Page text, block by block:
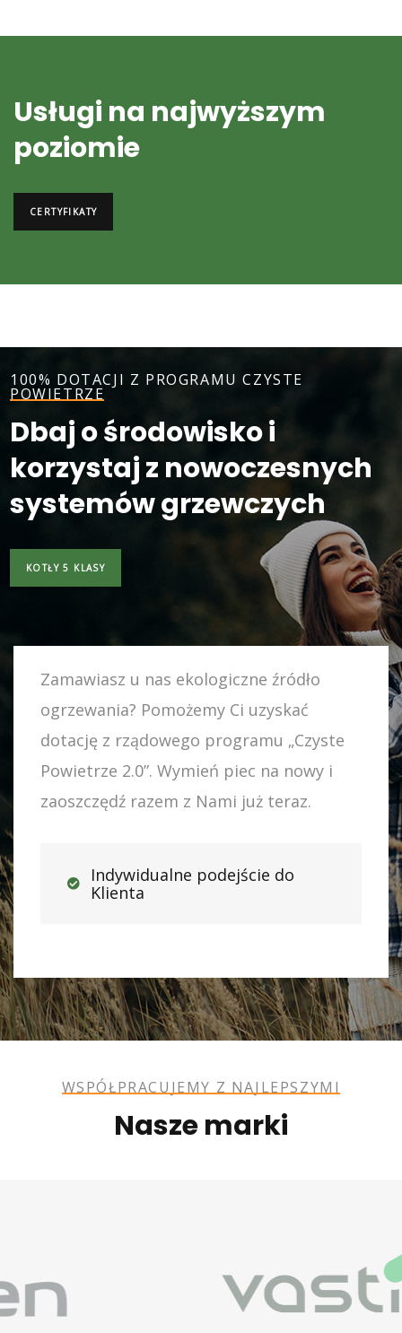
Usługi na najwyższym
poziomie
CERTYFIKATY
100% DOTACJI Z PROGRAMU CZYSTE
POWIETRZE
Dbaj o środowisko i
korzystaj z nowoczesnych
systemów grzewczych
KOTŁY 5 KLASY
Zamawiasz u nas ekologiczne źródło
ogrzewania? Pomożemy Ci uzyskać
dotację z rządowego programu „Czyste
Powietrze 2.0”. Wymień piec na nowy i
zaoszczędź razem z Nami już teraz.
Indywidualne podejście do
Klienta
WSPÓŁPRACUJEMY Z NAJLEPSZYMI
Nasze marki